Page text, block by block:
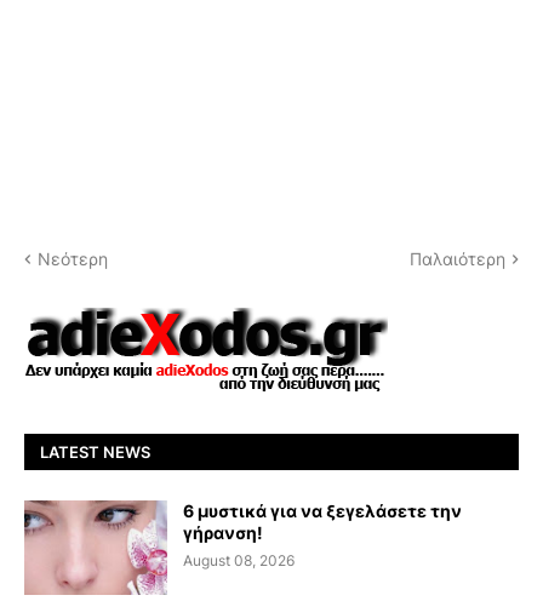
Νεότερη Παλαιότερη
LATEST NEWS
6 μυστικά για να ξεγελάσετε την
γήρανση!
August 08, 2026